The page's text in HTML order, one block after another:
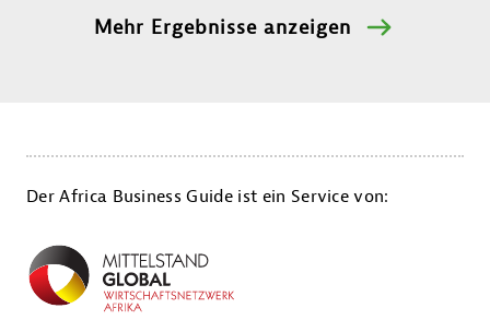
Mehr Ergebnisse anzeigen
Der Africa Business Guide ist ein Service von: